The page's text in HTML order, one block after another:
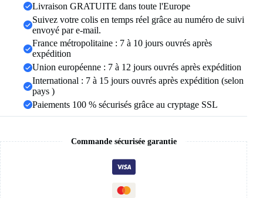
rangement
accessoires
présentation
comptoir
de
Livraison GRATUITE dans toute l'Europe
Suivez votre colis en temps réel grâce au numéro de suivi
envoyé par e-mail.
France métropolitaine : 7 à 10 jours ouvrés après
expédition
Union européenne : 7 à 12 jours ouvrés après expédition
International : 7 à 15 jours ouvrés après expédition (selon
pays )
Paiements 100 % sécurisés grâce au cryptage SSL
Commande sécurisée garantie